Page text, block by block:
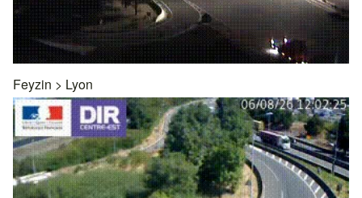
Feyzin > Lyon